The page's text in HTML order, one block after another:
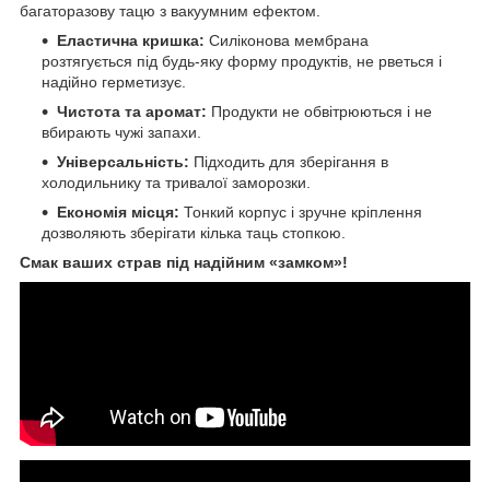
багаторазову тацю з вакуумним ефектом.
Еластична кришка: Силіконова мембрана
розтягується під будь-яку форму продуктів, не рветься і
надійно герметизує.
Чистота та аромат: Продукти не обвітрюються і не
вбирають чужі запахи.
Універсальність: Підходить для зберігання в
холодильнику та тривалої заморозки.
Економія місця: Тонкий корпус і зручне кріплення
дозволяють зберігати кілька таць стопкою.
Смак ваших страв під надійним «замком»!